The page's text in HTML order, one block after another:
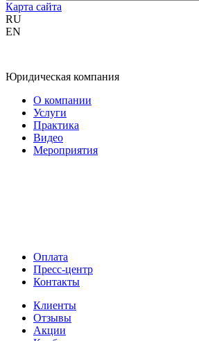
Карта сайта
RU
EN
Юридическая компания
О компании
Услуги
Практика
Видео
Мероприятия
Оплата
Пресс-центр
Контакты
Клиенты
Отзывы
Акции